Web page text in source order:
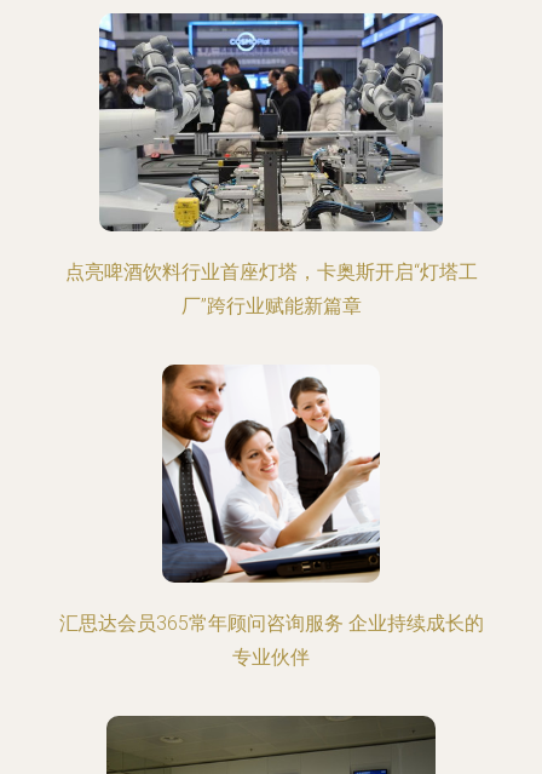
点亮啤酒饮料行业首座灯塔，卡奥斯开启“灯塔工
厂”跨行业赋能新篇章
汇思达会员365常年顾问咨询服务 企业持续成长的
专业伙伴